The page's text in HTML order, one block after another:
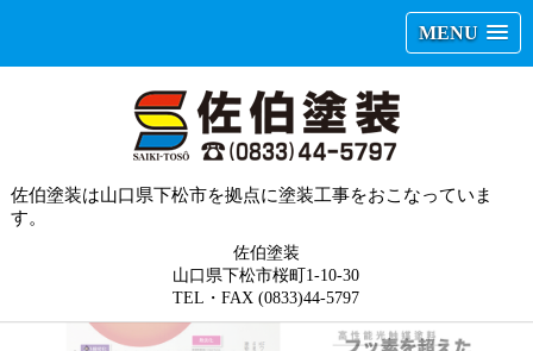
MENU
佐伯塗装は山口県下松市を拠点に塗装工事をおこなっていま
す。
佐伯塗装
山口県下松市桜町1-10-30
TEL・FAX (0833)44-5797